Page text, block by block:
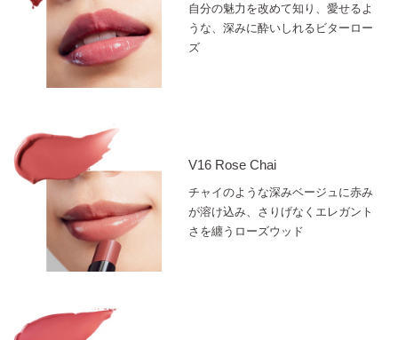
自分の魅力を改めて知り、愛せるよ
うな、深みに酔いしれるビターロー
ズ
V16 Rose Chai
チャイのような深みベージュに赤み
が溶け込み、さりげなくエレガント
さを纏うローズウッド